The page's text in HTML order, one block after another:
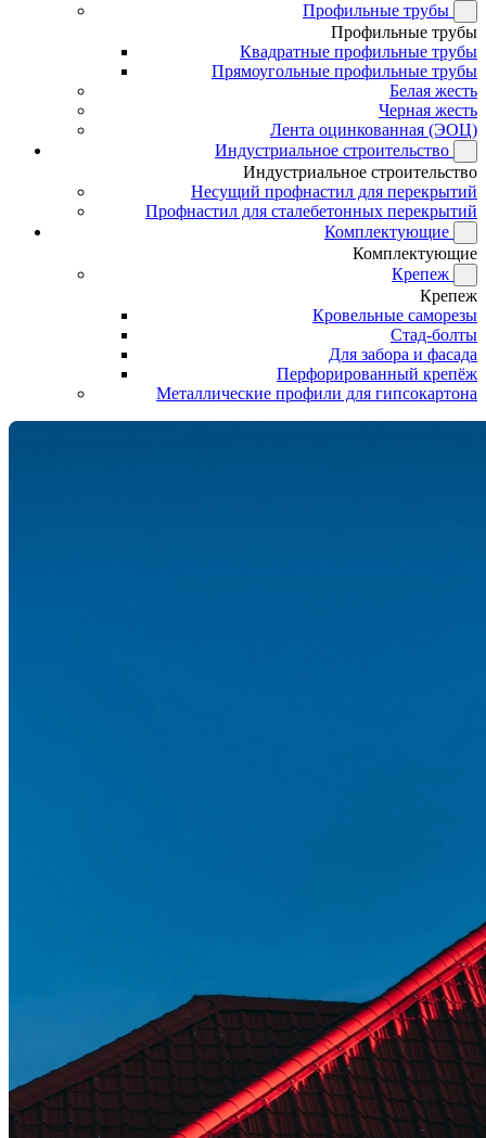
Профильные трубы
Профильные трубы
Квадратные профильные трубы
Прямоугольные профильные трубы
Белая жесть
Черная жесть
Лента оцинкованная (ЭОЦ)
Индустриальное строительство
Индустриальное строительство
Несущий профнастил для перекрытий
Профнастил для сталебетонных перекрытий
Комплектующие
Комплектующие
Крепеж
Крепеж
Кровельные саморезы
Стад-болты
Для забора и фасада
Перфорированный крепёж
Металлические профили для гипсокартона